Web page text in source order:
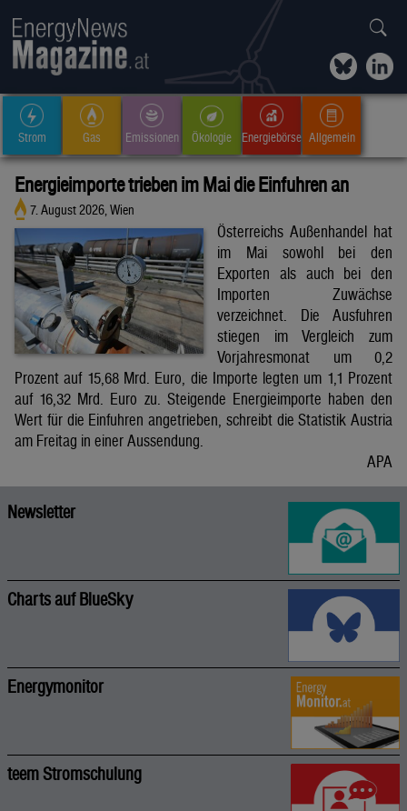
Strom Gas Emissionen Ökologie Energiebörse Allgemein
Energieimporte trieben im Mai die Einfuhren an
7. August 2026, Wien
Österreichs Außenhandel hat
im Mai sowohl bei den
Exporten als auch bei den
Importen Zuwächse
verzeichnet. Die Ausfuhren
stiegen im Vergleich zum
Vorjahresmonat um 0,2
Prozent auf 15,68 Mrd. Euro, die Importe legten um 1,1 Prozent
auf 16,32 Mrd. Euro zu. Steigende Energieimporte haben den
Wert für die Einfuhren angetrieben, schreibt die Statistik Austria
am Freitag in einer Aussendung.
APA
Newsletter
Charts auf BlueSky
Energymonitor
teem Stromschulung